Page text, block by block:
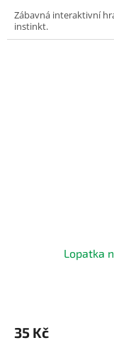
Zábavná interaktivní
instinkt.
Lopatka
35 Kč